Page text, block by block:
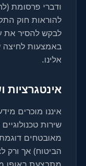
לבקש להסיר את
באמצעות לחיצה
אלינו.
אינטגרציות
איננו מוכרים
הביטוח) אך ורק